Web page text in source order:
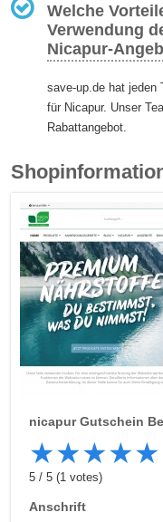
Welche
Verwendung
Nicapur-
save-up.de hat jeden
für Nicapur. Unser
Rabattangebot.
nicapurGutschein
★★★★★
5/5 (1 votes)
Anschrift